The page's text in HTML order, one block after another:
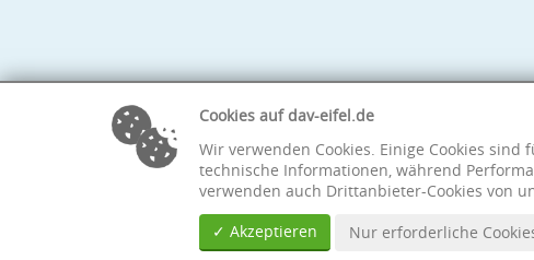
Cookies auf dav-eifel.de
Wir verwenden Cookies. Einige Cookies
technische Informationen, während
verwenden auch Drittanbieter-Cookies von
✓ Akzeptieren
Nur erforderliche